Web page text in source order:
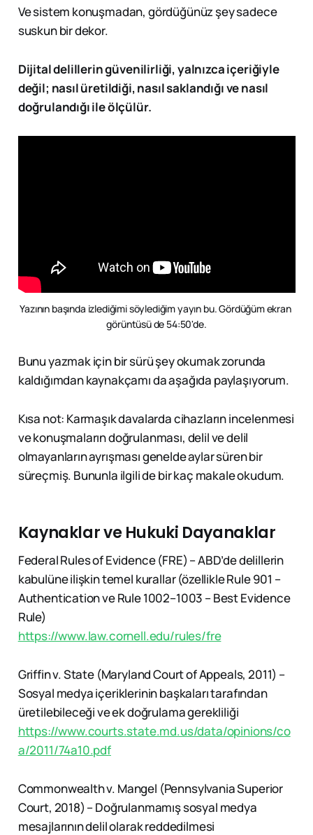
Ve sistem konuşmadan, gördüğünüz şey sadece
suskun bir dekor.
Dijital delillerin güvenilirliği, yalnızca içeriğiyle
değil; nasıl üretildiği, nasıl saklandığı ve nasıl
doğrulandığı ile ölçülür.
Yazının başında izlediğimi söylediğim yayın bu. Gördüğüm ekran
görüntüsü de 54:50'de.
Bunu yazmak için bir sürü şey okumak zorunda
kaldığımdan kaynakçamı da aşağıda paylaşıyorum.
Kısa not: Karmaşık davalarda cihazların incelenmesi
ve konuşmaların doğrulanması, delil ve delil
olmayanların ayrışması genelde aylar süren bir
süreçmiş. Bununla ilgili de bir kaç makale okudum.
Kaynaklar ve Hukuki Dayanaklar
Federal Rules of Evidence (FRE) – ABD’de delillerin
kabulüne ilişkin temel kurallar (özellikle Rule 901 –
Authentication ve Rule 1002–1003 – Best Evidence
Rule)
https://www.law.cornell.edu/rules/fre
Griffin v. State (Maryland Court of Appeals, 2011) –
Sosyal medya içeriklerinin başkaları tarafından
üretilebileceği ve ek doğrulama gerekliliği
https://www.courts.state.md.us/data/opinions/co
a/2011/74a10.pdf
Commonwealth v. Mangel (Pennsylvania Superior
Court, 2018) – Doğrulanmamış sosyal medya
mesajlarının delil olarak reddedilmesi